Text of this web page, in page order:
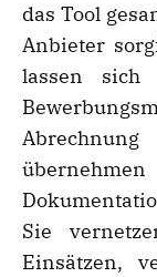
das Tool
Anbieter
lassen sich
Abrechnung
Sie
Einsätzen,